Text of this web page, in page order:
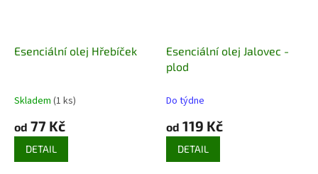
Esenciální olej Hřebíček
Skladem (1 ks)
od 77 Kč
DETAIL
Esenciální olej Jalovec -
plod
Do týdne
od 119 Kč
DETAIL